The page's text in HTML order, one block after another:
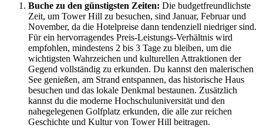
Buche zu den günstigsten Zeiten: Die budgetfreundlichste
Zeit, um Tower Hill zu besuchen, sind Januar, Februar und
November, da die Hotelpreise dann tendenziell niedriger sind.
Für ein hervorragendes Preis-Leistungs-Verhältnis wird
empfohlen, mindestens 2 bis 3 Tage zu bleiben, um die
wichtigsten Wahrzeichen und kulturellen Attraktionen der
Gegend vollständig zu erkunden. Du kannst den malerischen
See genießen, am Strand entspannen, das historische Haus
besuchen und das lokale Denkmal bestaunen. Zusätzlich
kannst du die moderne Hochschuluniversität und den
nahegelegenen Golfplatz erkunden, die alle zur reichen
Geschichte und Kultur von Tower Hill beitragen.